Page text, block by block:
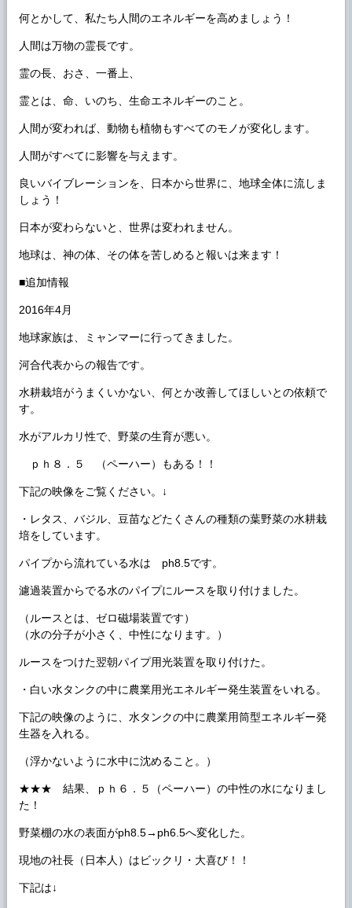
何とかして、私たち人間のエネルギーを高めましょう！
人間は万物の霊長です。
霊の長、おさ、一番上、
霊とは、命、いのち、生命エネルギーのこと。
人間が変われば、動物も植物もすべてのモノが変化します。
人間がすべてに影響を与えます。
良いバイブレーションを、日本から世界に、地球全体に流しま
しょう！
日本が変わらないと、世界は変われません。
地球は、神の体、その体を苦しめると報いは来ます！
■追加情報
2016年4月
地球家族は、ミャンマーに行ってきました。
河合代表からの報告です。
水耕栽培がうまくいかない、何とか改善してほしいとの依頼で
す。
水がアルカリ性で、野菜の生育が悪い。
ｐｈ８．５ （ペーハー）もある！！
下記の映像をご覧ください。↓
・レタス、バジル、豆苗などたくさんの種類の葉野菜の水耕栽
培をしています。
パイプから流れている水は ph8.5です。
濾過装置からでる水のパイプにルースを取り付けました。
（ルースとは、ゼロ磁場装置です）
（水の分子が小さく、中性になります。）
ルースをつけた翌朝パイプ用光装置を取り付けた。
・白い水タンクの中に農業用光エネルギー発生装置をいれる。
下記の映像のように、水タンクの中に農業用筒型エネルギー発
生器を入れる。
（浮かないように水中に沈めること。）
★★★ 結果、ｐｈ６．５（ペーハー）の中性の水になりまし
た！
野菜棚の水の表面がph8.5→ph6.5へ変化した。
現地の社長（日本人）はビックリ・大喜び！！
下記は↓